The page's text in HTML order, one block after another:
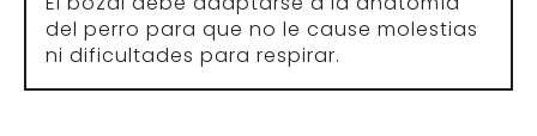
del perro para que no le cause molestias
ni dificultades para respirar.